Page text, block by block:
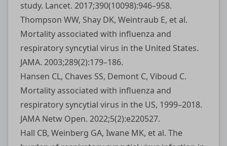
study. Lancet. 2017;390(10098):946–958.
Thompson WW, Shay DK, Weintraub E, et al.
Mortality associated with influenza and
respiratory syncytial virus in the United States.
JAMA. 2003;289(2):179–186.
Hansen CL, Chaves SS, Demont C, Viboud C.
Mortality associated with influenza and
respiratory syncytial virus in the US, 1999–2018.
JAMA Netw Open. 2022;5(2):e220527.
Hall CB, Weinberg GA, Iwane MK, et al. The